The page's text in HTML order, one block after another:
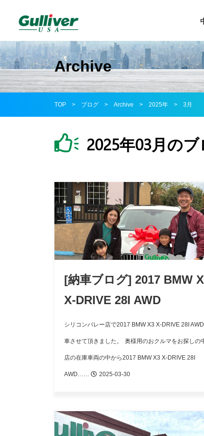
Archive
TOP > ブログ > Archive > 2025年 > 3月
2025年03月の
[納車ブログ] 2017 BMW
X-DRIVE 28I AWD
シリコンバレー店で2017 BMW X3 X-DRIVE 28I
車させて頂きました。 奥様用のおクルマをお探しの
店の在庫車両の中から2017 BMW X3 X-DRIVE 28I
AWD…… 2025-03-30